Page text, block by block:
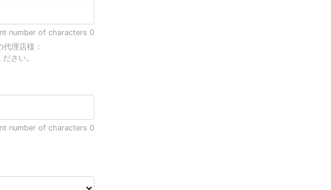
number of characters 0
理店様：
さい。
number of characters 0